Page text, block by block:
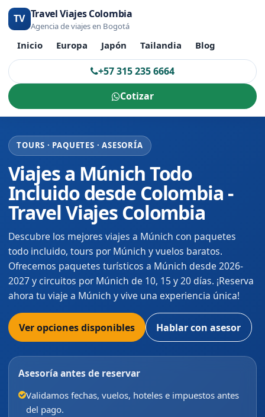
TV Travel Viajes Colombia
Agencia de viajes en Bogotá
Inicio Europa Japón Tailandia Blog
+57 315 235 6664
Cotizar
TOURS · PAQUETES · ASESORÍA
Viajes a Múnich Todo
Incluido desde Colombia -
Travel Viajes Colombia
Descubre los mejores viajes a Múnich con paquetes
todo incluido, tours por Múnich y vuelos baratos.
Ofrecemos paquetes turísticos a Múnich desde 2026-
2027 y circuitos por Múnich de 10, 15 y 20 días. ¡Reserva
ahora tu viaje a Múnich y vive una experiencia única!
Ver opciones disponibles Hablar con asesor
Asesoría antes de reservar
Validamos fechas, vuelos, hoteles e impuestos antes
del pago.